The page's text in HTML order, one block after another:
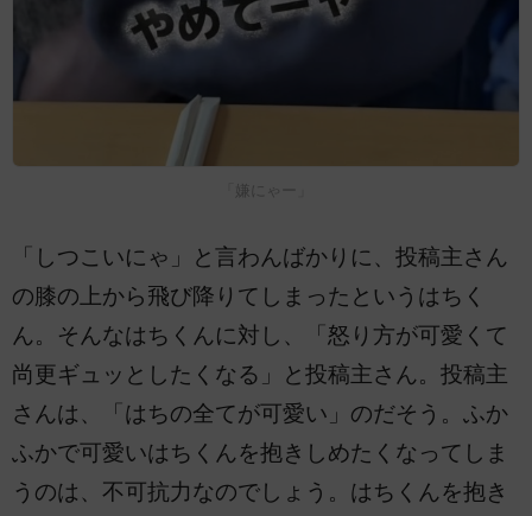
「嫌にゃー」
「しつこいにゃ」と言わんばかりに、投稿主さん
の膝の上から飛び降りてしまったというはちく
ん。そんなはちくんに対し、「怒り方が可愛くて
尚更ギュッとしたくなる」と投稿主さん。投稿主
さんは、「はちの全てが可愛い」のだそう。ふか
ふかで可愛いはちくんを抱きしめたくなってしま
うのは、不可抗力なのでしょう。はちくんを抱き